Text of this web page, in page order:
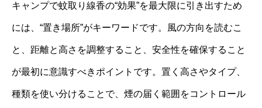
キャンプで蚊取り線香の“効果”を最大限に引き出すため
には、“置き場所”がキーワードです。風の方向を読むこ
と、距離と高さを調整すること、安全性を確保すること
が最初に意識すべきポイントです。置く高さやタイプ、
種類を使い分けることで、煙の届く範囲をコントロール